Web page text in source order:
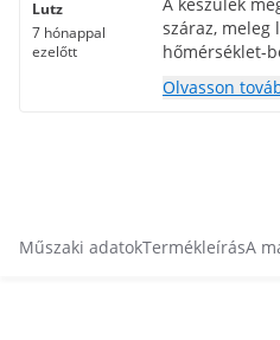
Lutz
7 hónappal
ezelőtt
száraz, meleg
hőmérséklet-
légnyomás-
vagyok.
Olvasson
Műszaki adatokTermékleírásA